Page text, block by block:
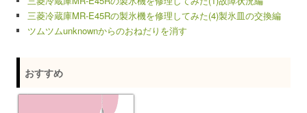
三菱冷蔵庫MR-E45Rの製氷機を修理してみた(4)製氷皿の交換編
ツムツムunknownからのおねだりを消す
おすすめ